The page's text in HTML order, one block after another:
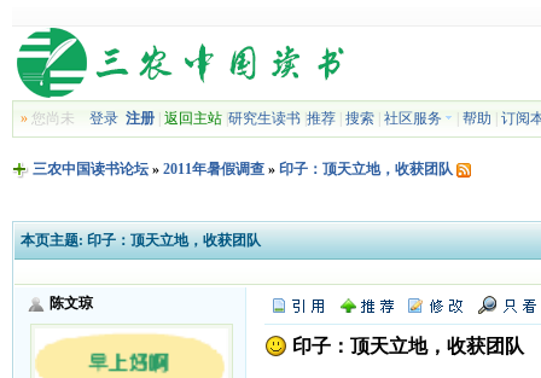
»您尚未 登录 注册| 返回主站| 研究生读书| 推荐| 搜索| 社区服务 帮助 订阅
三农中国读书论坛» 2011年暑假调查» 印子：顶天立地，收获团队
本页主题: 印子：顶天立地，收获团队
陈文琼
印子：顶天立地，收获团队